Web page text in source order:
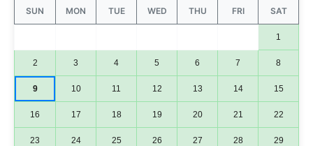
SUN MON TUE WED THU FRI SAT
1
2 3 4 5 6 7 8
9 10 11 12 13 14 15
16 17 18 19 20 21 22
23 24 25 26 27 28 29